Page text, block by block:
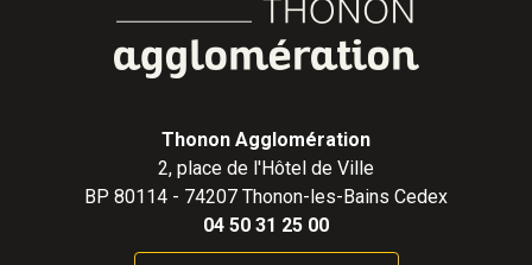
Thonon Agglomération
2, place de l'Hôtel de Ville
BP 80114 - 74207 Thonon-les-Bains Cedex
04 50 31 25 00